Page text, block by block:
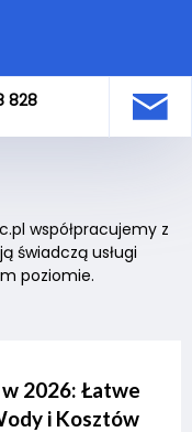
828
współpracujemy z
świadczą usługi
poziomie.
2026: Łatwe
i Kosztów